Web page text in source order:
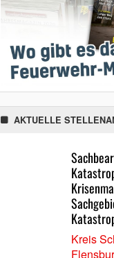
AKTUELLE
Kreis